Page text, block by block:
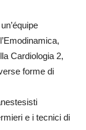
Cardiologia 2,
forme di
e i tecnici di